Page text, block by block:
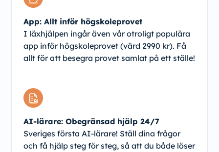
App: Allt inför högskoleprovet
I läxhjälpen ingår även vår otroligt populära
app inför högskoleprovet (värd 2990 kr). Få
allt för att besegra provet samlat på ett ställe!
AI-lärare: Obegränsad hjälp 24/7
Sveriges första AI-lärare! Ställ dina frågor
och få hjälp steg för steg, så att du både löser